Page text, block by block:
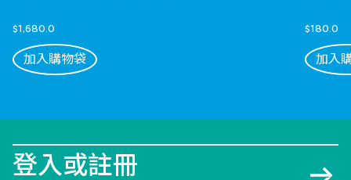
$1,680.0
加入購物袋
$180.0
加入
登入或註冊